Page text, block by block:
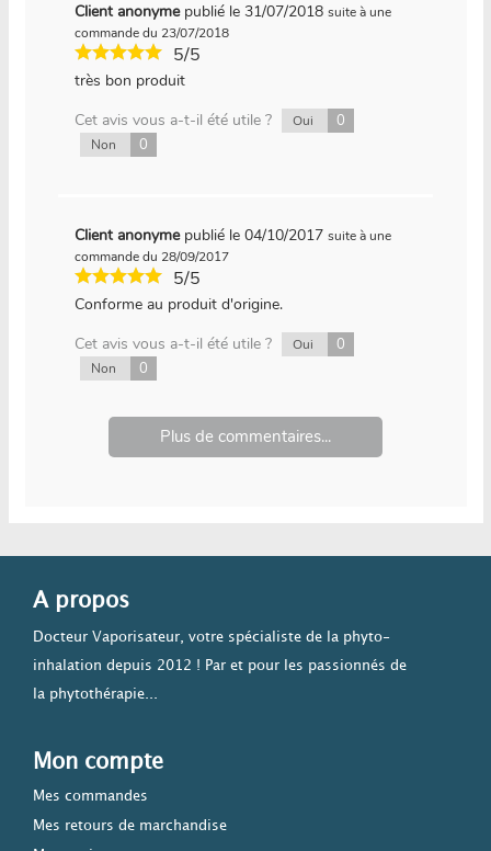
Client anonyme publié le 31/07/2018 suite à une
commande du 23/07/2018
5/5
très bon produit
Cet avis vous a-t-il été utile ?
Oui 0
Non 0
Client anonyme publié le 04/10/2017 suite à une
commande du 28/09/2017
5/5
Conforme au produit d'origine.
Cet avis vous a-t-il été utile ?
Oui 0
Non 0
Plus de commentaires...
A propos
Docteur Vaporisateur, votre spécialiste de la phyto-
inhalation depuis 2012 ! Par et pour les passionnés de
la phytothérapie...
Mon compte
Mes commandes
Mes retours de marchandise